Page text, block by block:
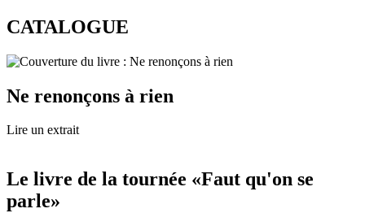
CATALOGUE
Ne renonçons à rien
Lire un extrait
Le livre de la tournée «Faut qu'on se
parle»